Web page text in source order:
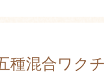
種混合ワク